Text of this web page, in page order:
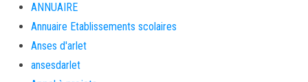
ANNUAIRE
Annuaire Etablissements scolaires
Anses d'arlet
ansesdarlet